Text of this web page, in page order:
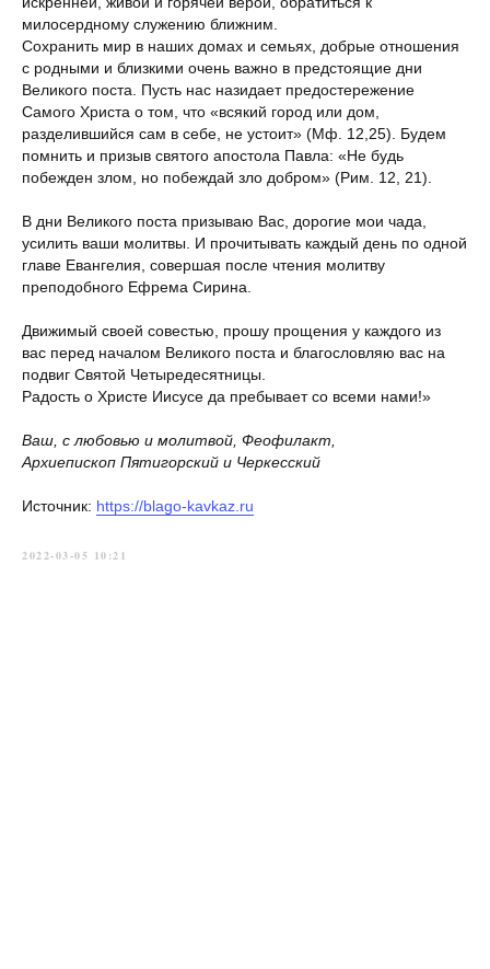
милосердному служению ближним.
Сохранить мир в наших домах и семьях, добрые отношения
с родными и близкими очень важно в предстоящие дни
Великого поста. Пусть нас назидает предостережение
Самого Христа о том, что «всякий город или дом,
разделившийся сам в себе, не устоит» (Мф. 12,25). Будем
помнить и призыв святого апостола Павла: «Не будь
побежден злом, но побеждай зло добром» (Рим. 12, 21).
В дни Великого поста призываю Вас, дорогие мои чада,
усилить ваши молитвы. И прочитывать каждый день по одной
главе Евангелия, совершая после чтения молитву
преподобного Ефрема Сирина.
Движимый своей совестью, прошу прощения у каждого из
вас перед началом Великого поста и благословляю вас на
подвиг Святой Четыредесятницы.
Радость о Христе Иисусе да пребывает со всеми нами!»
Ваш, с любовью и молитвой, Феофилакт,
Архиепископ Пятигорский и Черкесский
Источник: https://blago-kavkaz.ru
2022-03-05 10:21